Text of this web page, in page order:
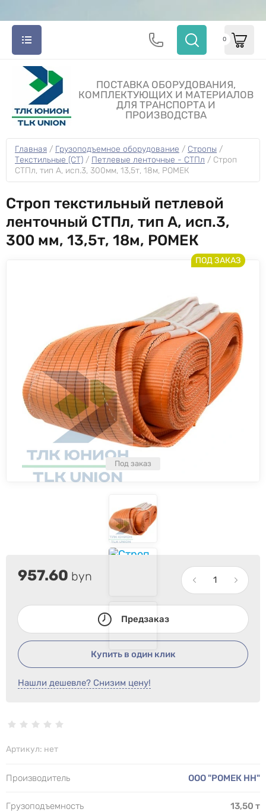
ПОСТАВКА ОБОРУДОВАНИЯ,
КОМПЛЕКТУЮЩИХ И МАТЕРИАЛОВ
ДЛЯ ТРАНСПОРТА И
ПРОИЗВОДСТВА
0
Главная / Грузоподъемное оборудование / Стропы
Текстильные (СТ) / Петлевые ленточные - СТПл / Строп
СТПл, тип A, исп.3, 300мм, 13,5т, 18м, РОМЕК
Строп текстильный петлевой
ленточный СТПл, тип A, исп.3,
300 мм, 13,5т, 18м, РОМЕК
Под заказ
ПОД ЗАКАЗ
957.60 byn
Предзаказ
Купить в один клик
Нашли дешевле? Снизим цену!
Артикул: нет
Производитель ООО "РОМЕК НН"
Грузоподъемность 13,50 т